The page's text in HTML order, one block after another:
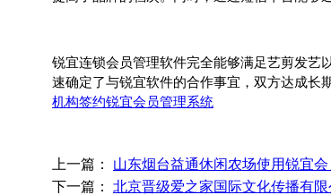
锐宜连锁会员管理软件完全能够满足艺剪发艺
速确定了与锐宜软件的合作事宜，双方达成长
机构签约锐宜会员管理系统
上一篇： 山东烟台益通休闲农场使用锐宜
下一篇： 北京晋级爱之家国际文化传播有